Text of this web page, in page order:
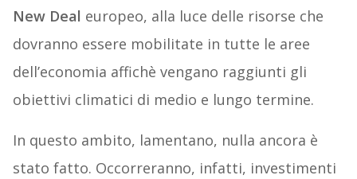
New Deal europeo, alla luce delle risorse che
dovranno essere mobilitate in tutte le aree
dell’economia affichè vengano raggiunti gli
obiettivi climatici di medio e lungo termine.
In questo ambito, lamentano, nulla ancora è
stato fatto. Occorreranno, infatti, investimenti